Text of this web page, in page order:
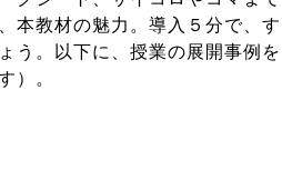
本教材の魅力。導入５分で、す
う。以下に、授業の展開事例を
）。